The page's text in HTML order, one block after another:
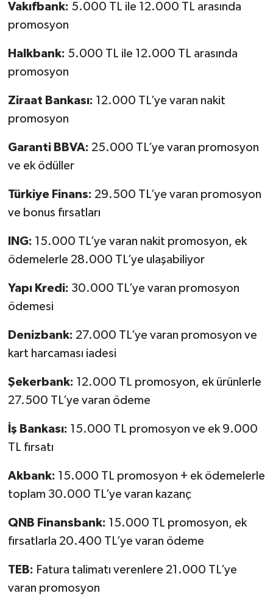
Vakıfbank: 5.000 TL ile 12.000 TL arasında
promosyon
Halkbank: 5.000 TL ile 12.000 TL arasında
promosyon
Ziraat Bankası: 12.000 TL’ye varan nakit
promosyon
Garanti BBVA: 25.000 TL’ye varan promosyon
ve ek ödüller
Türkiye Finans: 29.500 TL’ye varan promosyon
ve bonus fırsatları
ING: 15.000 TL’ye varan nakit promosyon, ek
ödemelerle 28.000 TL’ye ulaşabiliyor
Yapı Kredi: 30.000 TL’ye varan promosyon
ödemesi
Denizbank: 27.000 TL’ye varan promosyon ve
kart harcaması iadesi
Şekerbank: 12.000 TL promosyon, ek ürünlerle
27.500 TL’ye varan ödeme
İş Bankası: 15.000 TL promosyon ve ek 9.000
TL fırsatı
Akbank: 15.000 TL promosyon + ek ödemelerle
toplam 30.000 TL’ye varan kazanç
QNB Finansbank: 15.000 TL promosyon, ek
fırsatlarla 20.400 TL’ye varan ödeme
TEB: Fatura talimatı verenlere 21.000 TL’ye
varan promosyon